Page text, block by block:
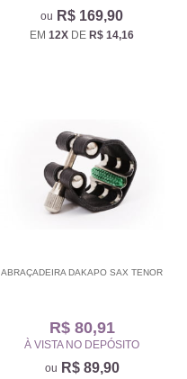
R$ 169,90
EM 12X DE R$ 14,16
ABRAÇADEIRA DAKAPO SAX TENOR
R$ 80,91
À VISTA NO DEPÓSITO
R$ 89,90